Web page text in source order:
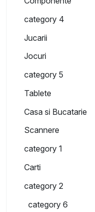
category 4
Jucarii
Jocuri
category 5
Tablete
Casa si Bucatarie
Scannere
category 1
Carti
category 2
category 6